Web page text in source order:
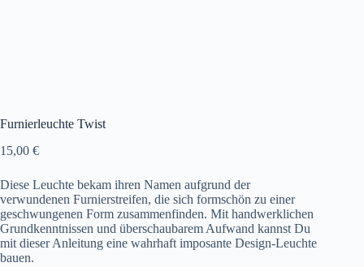
Furnierleuchte Twist
15,00 €
Diese Leuchte bekam ihren Namen aufgrund der
verwundenen Furnierstreifen, die sich formschön zu einer
geschwungenen Form zusammenfinden. Mit handwerklichen
Grundkenntnissen und überschaubarem Aufwand kannst Du
mit dieser Anleitung eine wahrhaft imposante Design-Leuchte
bauen.